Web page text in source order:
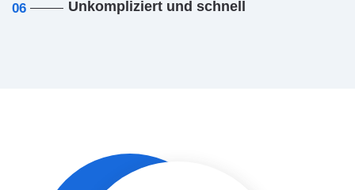
06 Unkompliziert und schnell